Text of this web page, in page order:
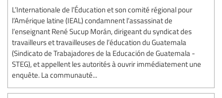
L’Internationale de l’Éducation et son comité régional pour
l’Amérique latine (IEAL) condamnent l’assassinat de
l’enseignant René Sucup Morán, dirigeant du syndicat des
travailleurs et travailleuses de l’éducation du Guatemala
(Sindicato de Trabajadores de la Educación de Guatemala -
STEG), et appellent les autorités à ouvrir immédiatement une
enquête. La communauté...